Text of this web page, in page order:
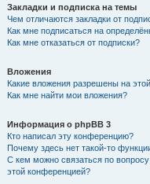
Закладки и подписка на темы
Чем отличаются закладки от
Как мне подписаться на
Как мне отказаться от подписки?
Вложения
Какие вложения разрешены на
Как мне найти мои вложения?
Информация о phpBB 3
Кто написал эту конференцию?
Почему здесь нет такой-то
С кем можно связаться по
этой конференцией?